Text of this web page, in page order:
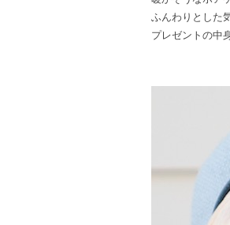
ふんわりとした
プレゼントの中